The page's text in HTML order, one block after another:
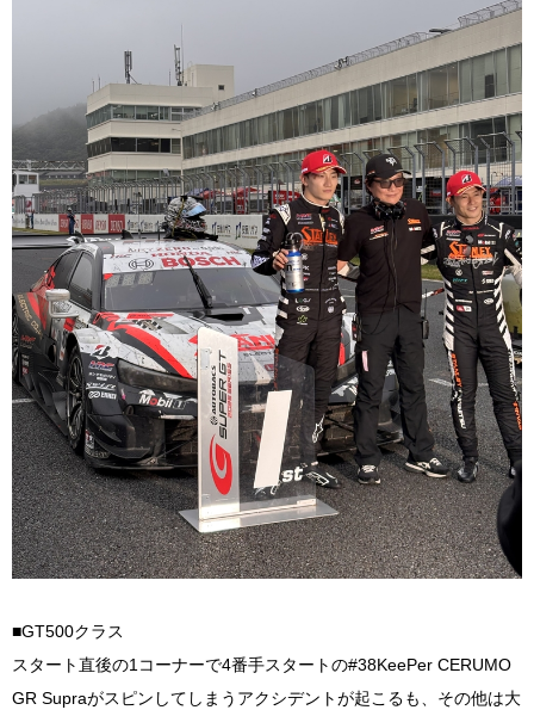
■GT500クラス
スタート直後の1コーナーで4番手スタートの#38KeePer CERUMO
GR Supraがスピンしてしまうアクシデントが起こるも、その他は大